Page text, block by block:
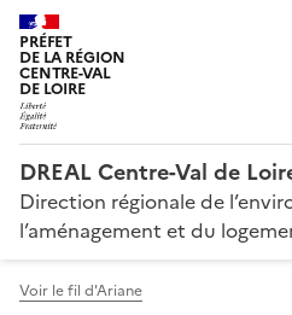
PRÉFET
DE LA RÉGION
CENTRE-VAL
DE LOIRE
DREAL Centre-Val de
Direction régionale de
l’aménagement et du
Voir le fil d'Ariane